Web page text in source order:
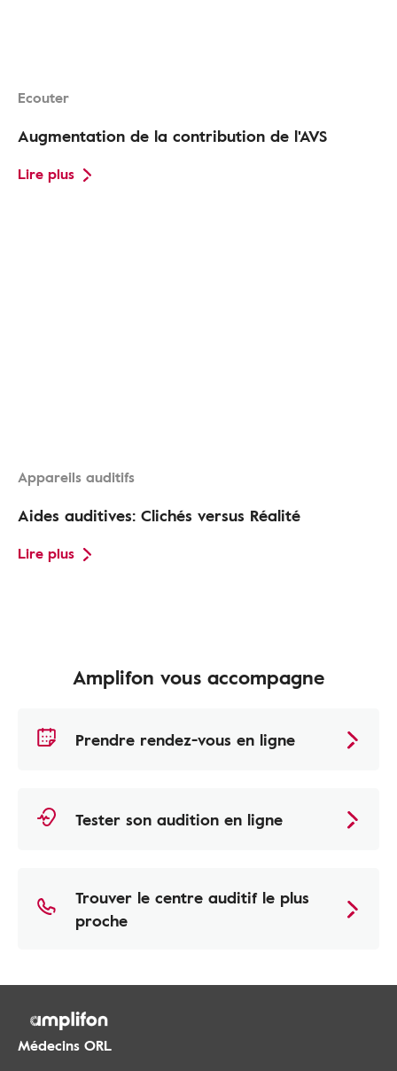
Ecouter
Augmentation de la contribution de l'AVS
Lire plus
Appareils auditifs
Aides auditives: Clichés versus Réalité
Lire plus
Amplifon vous accompagne
Prendre rendez-vous en ligne
Tester son audition en ligne
Trouver le centre auditif le plus
proche
Médecins ORL